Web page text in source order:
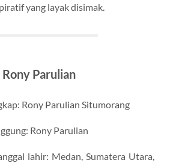
yang layak disimak.
Parulian
Rony Parulian Situmorang
Rony Parulian
lahir: Medan, Sumatera Utara,